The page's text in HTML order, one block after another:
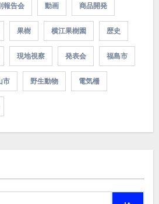
報告会 動画 商品開発
果樹 横江果樹園 歴史
現地視察 発表会 福島市
市 野生動物 電気柵